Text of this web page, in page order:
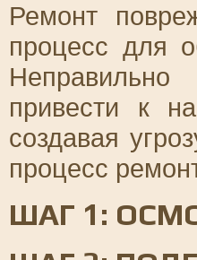
Ремонт
процесс для
привести к
создавая
процесс
ШАГ 1: